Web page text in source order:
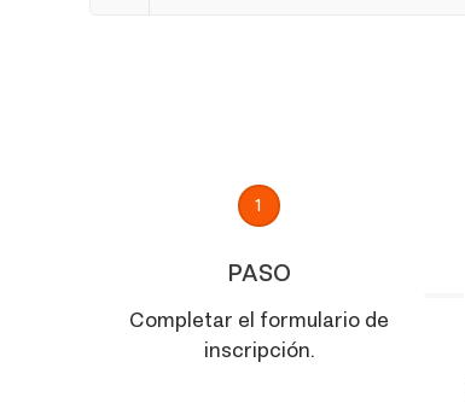
1
PASO
Completar el formulario de
inscripción.